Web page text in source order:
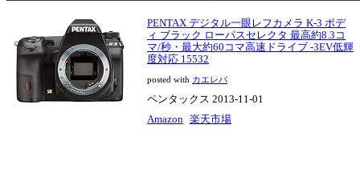
PENTAX デジタル一眼レフカメラ K-3 ボデ
ィ ブラック ローパスセレクタ 最高約8.3コ
マ/秒・最大約60コマ高速ドライブ -3EV低輝
度対応 15532
posted with カエレバ
ペンタックス 2013-11-01
Amazon 楽天市場